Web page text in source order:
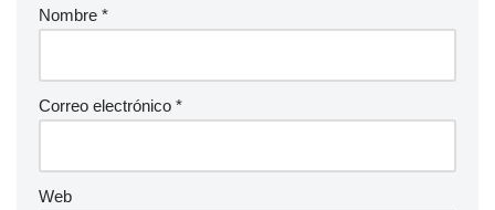
Nombre *
Correo electrónico *
Web